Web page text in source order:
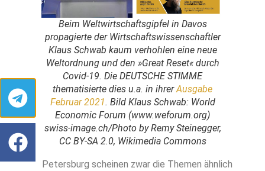
Beim Weltwirtschaftsgipfel in Davos
propagierte der Wirtschaftswissenschaftler
Klaus Schwab kaum verhohlen eine neue
Weltordnung und den »Great Reset« durch
Covid-19. Die DEUTSCHE STIMME
thematisierte dies u.a. in ihrerAusgabe
Februar 2021. Bild Klaus Schwab: World
Economic Forum (www.weforum.org)
swiss-image.ch/Photo by Remy Steinegger,
CC BY-SA 2.0, Wikimedia Commons
In St. Petersburg scheinen zwar die Themen ähnlich